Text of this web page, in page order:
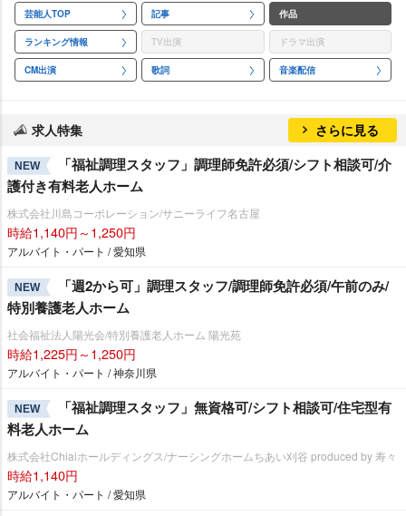
芸能人TOP 記事 作品
ランキング情報 TV出演 ドラマ出演
CM出演 歌詞 音楽配信
求人特集 さらに見る
NEW
「福祉調理スタッフ」調理師免許必須/シフト相談可/介
護付き有料老人ホーム
株式会社川島コーポレーション/サニーライフ名古屋
時給1,140円～1,250円
アルバイト・パート / 愛知県
NEW
「週2から可」調理スタッフ/調理師免許必須/午前のみ/
特別養護老人ホーム
社会福祉法人陽光会/特別養護老人ホーム 陽光苑
時給1,225円～1,250円
アルバイト・パート / 神奈川県
NEW
「福祉調理スタッフ」無資格可/シフト相談可/住宅型有
料老人ホーム
株式会社Chiaiホールディングス/ナーシングホームちあい刈谷 produced by 寿々
時給1,140円
アルバイト・パート / 愛知県